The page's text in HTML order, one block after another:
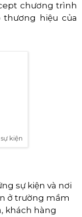
chương trình
hiệu của
kiện
sự kiện và nơi
ở trường mầm
khách hàng